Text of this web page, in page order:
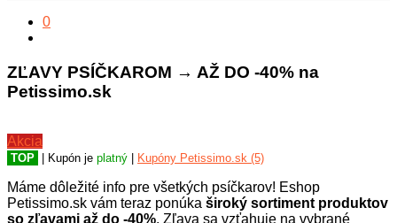
0
ZĽAVY PSÍČKAROM → AŽ DO -40% na
Petissimo.sk
Akcia
TOP | Kupón je platný Kupóny Petissimo.sk (5)
Máme dôležité info pre všetkých psíčkarov! Eshop
Petissimo.sk vám teraz ponúka široký sortiment produktov
so zľavami až do -40%. Zľava sa vzťahuje na vybrané